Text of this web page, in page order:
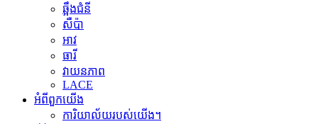
ឆ្អឹងជំនី
សឺប៉ា
អាវ
ធារី
វាយនភាព
LACE
អំពី​ពួក​យើង
ការិយាល័យរបស់យើង។